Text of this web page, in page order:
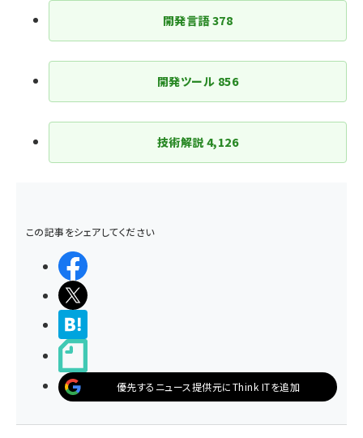
ジ
送
り
開発言語378
開発ツール 856
技術解説 4,126
この記事をシェアしてください
優先するニュース提供元にThink ITを追加